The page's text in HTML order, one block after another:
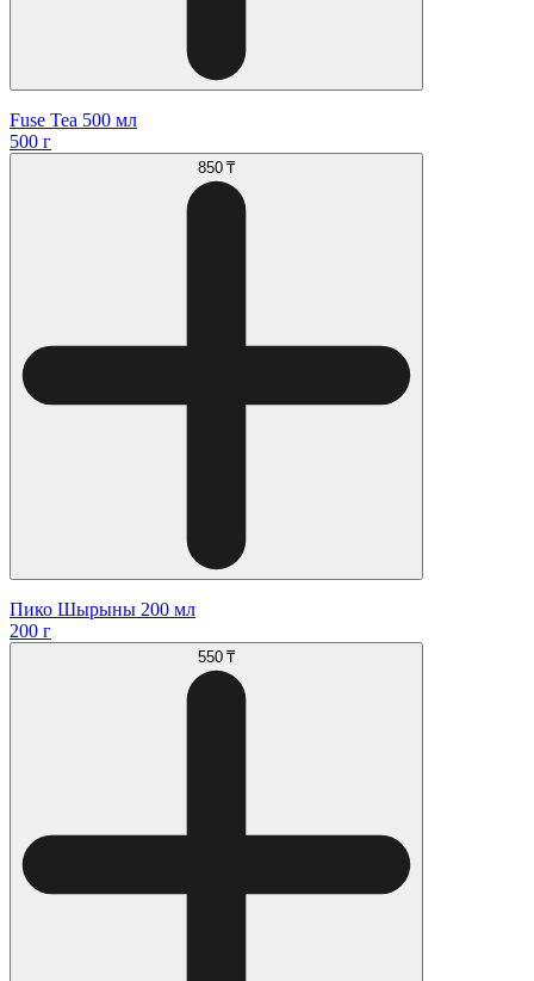
Fuse Tea 500 мл
500 г
850 ₸
Пико Шырыны 200 мл
200 г
550 ₸